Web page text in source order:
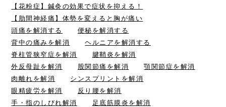
【花粉症】鍼灸の効果で症状を抑える！
【肋間神経痛】体勢を変えると胸が痛い
頭痛を解消する
便秘を解消する
背中の痛みを解消
ヘルニアを解消する
脊柱管狭窄症を解消
腱鞘炎を解消
外反母趾を解消
股関節痛を解消
顎関節症を解消
肉離れを解消
シンスプリントを解消
眼精疲労を解消
反り腰を解消
手・指のしびれ解消
足底筋膜炎を解消